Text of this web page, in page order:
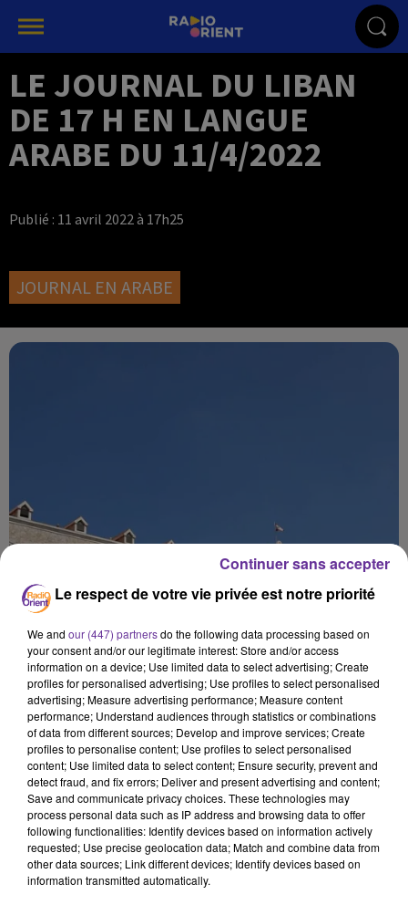
LE JOURNAL DU LIBAN
DE 17 H EN LANGUE
ARABE DU 11/4/2022
Publié : 11 avril 2022 à 17h25
JOURNAL EN ARABE
ELECTIONS CRISE FINANCIERE GOUV
11 avril 2022 - 12 min 21 sec
Le respect de votre vie privée est notre priorité
We and our (447) partnersdo the following data processing based on
your consent and/or our legitimate interest: Store and/or access
information on a device; Use limited data to select advertising; Create
profiles for personalised advertising; Use profiles to select personalised
advertising; Measure advertising performance; Measure content
performance; Understand audiences through statistics or combinations
of data from different sources; Develop and improve services; Create
profiles to personalise content; Use profiles to select personalised
content; Use limited data to select content; Ensure security, prevent and
detect fraud, and fix errors; Deliver and present advertising and content;
Save and communicate privacy choices. These technologies may
process personal data such as IP address and browsing data to offer
following functionalities: Identify devices based on information actively
requested; Use precise geolocation data; Match and combine data from
other data sources; Link different devices; Identify devices based on
information transmitted automatically.
Continuer sans accepter